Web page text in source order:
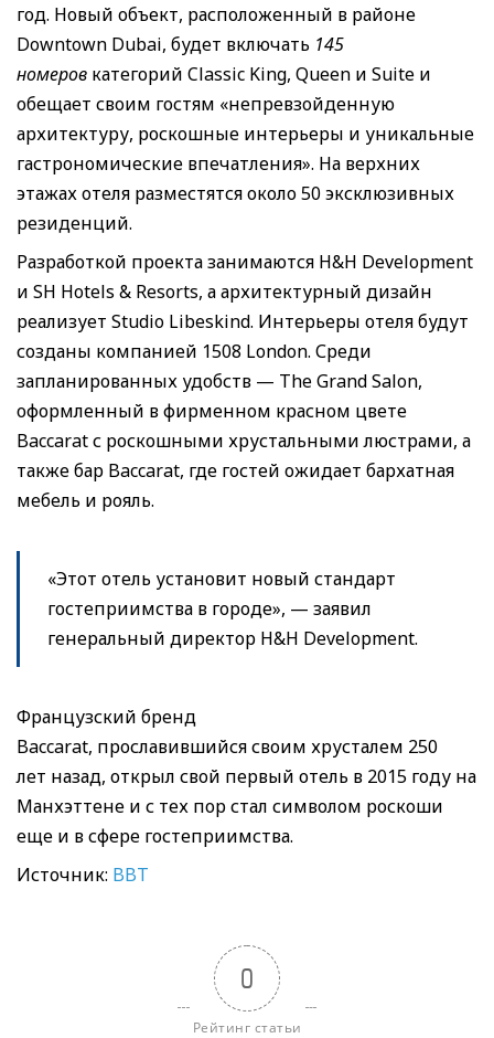
год. Новый объект, расположенный в районе
Downtown Dubai, будет включать 145
номеров категорий Classic King, Queen и Suite и
обещает своим гостям «непревзойденную
архитектуру, роскошные интерьеры и уникальные
гастрономические впечатления». На верхних
этажах отеля разместятся около 50 эксклюзивных
резиденций.
Разработкой проекта занимаются H&H Development
и SH Hotels & Resorts, а архитектурный дизайн
реализует Studio Libeskind. Интерьеры отеля будут
созданы компанией 1508 London. Среди
запланированных удобств — The Grand Salon,
оформленный в фирменном красном цвете
Baccarat с роскошными хрустальными люстрами, а
также бар Baccarat, где гостей ожидает бархатная
мебель и рояль.
«Этот отель установит новый стандарт
гостеприимства в городе», — заявил
генеральный директор H&H Development.
Французский бренд
Baccarat, прославившийся своим хрусталем 250
лет назад, открыл свой первый отель в 2015 году на
Манхэттене и с тех пор стал символом роскоши
еще и в сфере гостеприимства.
Источник: BBT
0
Рейтинг статьи